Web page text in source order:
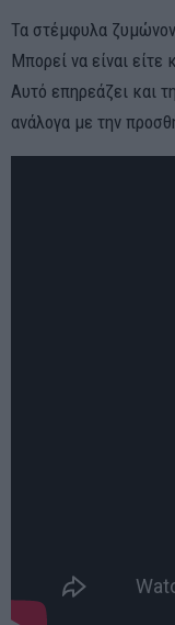
Τα στέμφυλα
Μπορεί να είναι
Αυτό επηρεάζει και
ανάλογα με την